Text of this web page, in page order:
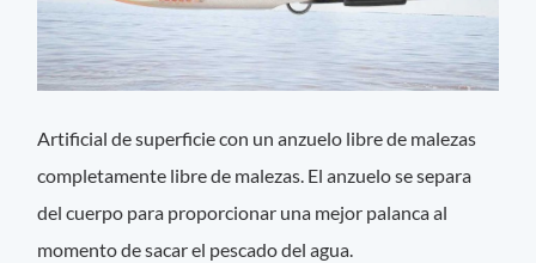
Artificial de superficie con un anzuelo libre de malezas
completamente libre de malezas. El anzuelo se separa
del cuerpo para proporcionar una mejor palanca al
momento de sacar el pescado del agua.